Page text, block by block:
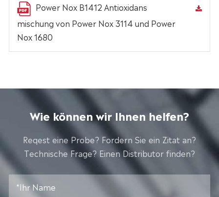
Power Nox B1412 Antioxidans
mischung von Power Nox 3114 und Power
Nox 1680
Wie können wir Ihnen helfen?
Reqest eine Probe? Fordern Sie ein Zitat an?
Technische Frage? Einen Distributor finden?